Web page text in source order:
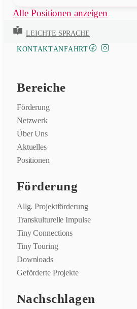
Alle Positionen anzeigen
LEICHTE SPRACHE
KONTAKTANFAHRT FACEBOOK
Bereiche
Förderung
Netzwerk
Über Uns
Aktuelles
Positionen
Förderung
Allg. Projektförderung
Transkulturelle Impulse
Tiny Connections
Tiny Touring
Downloads
Geförderte Projekte
Nachschlagen